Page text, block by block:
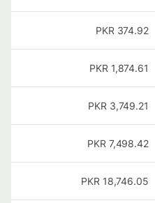
374.92
PKR
1,874.61
PKR
3,749.21
PKR
7,498.42
PKR
18,746.05
PKR